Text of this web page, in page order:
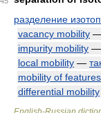
разделение
vacancy mobility
impurity mobility —
local mobility —
mobility of features
differential mobility